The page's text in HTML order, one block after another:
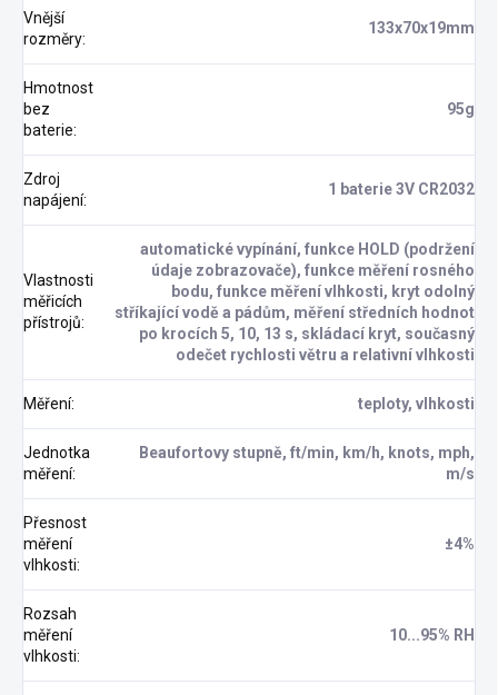
Vnější
rozměry:
133x70x19mm
Hmotnost
bez
baterie:
95g
Zdroj
napájení:
1 baterie 3V CR2032
Vlastnosti
měřicích
přístrojů:
automatické vypínání, funkce HOLD (podržení
údaje zobrazovače), funkce měření rosného
bodu, funkce měření vlhkosti, kryt odolný
stříkající vodě a pádům, měření středních hodnot
po krocích 5, 10, 13 s, skládací kryt, současný
odečet rychlosti větru a relativní vlhkosti
Měření: teploty, vlhkosti
Jednotka
měření:
Beaufortovy stupně, ft/min, km/h, knots, mph,
m/s
Přesnost
měření
vlhkosti:
±4%
Rozsah
měření
vlhkosti:
10...95% RH